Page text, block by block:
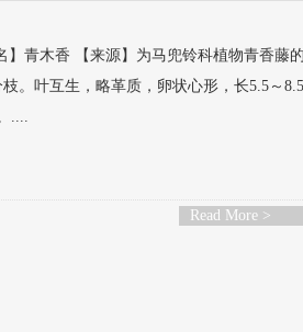
】青木香 【来源】为马兜铃科植物青香藤的
。叶互生，略革质，卵状心形，长5.5～
....
Read More >